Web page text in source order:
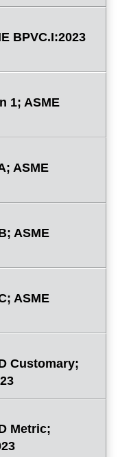
BPVC.I:2023
1; ASME
ASME
ASME
ASME
Customary;
Metric;